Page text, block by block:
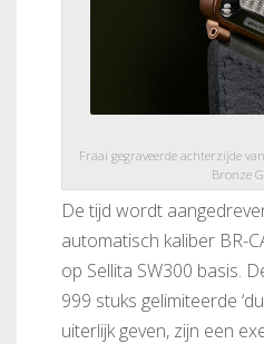
Fraai gegraveerde achterzijde
Bronze
De tijd wordt
automatisch kaliber BR-
op Sellita SW300 basis.
999 stuks gelimiteerde
uiterlijk geven, zijn een